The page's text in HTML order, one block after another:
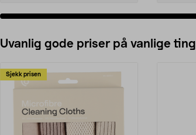
Uvanlig gode priser på vanlige ting
Sjekk prisen